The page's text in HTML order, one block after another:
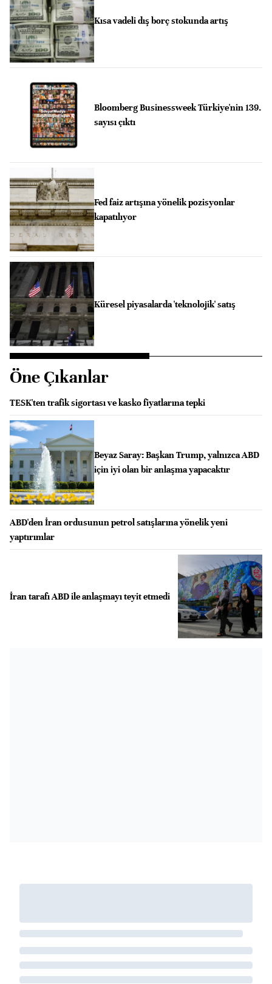
Kısa vadeli dış borç stokunda artış
Bloomberg Businessweek Türkiye'nin 139.
sayısı çıktı
Fed faiz artışına yönelik pozisyonlar
kapatılıyor
Küresel piyasalarda 'teknolojik' satış
Öne Çıkanlar
TESK'ten trafik sigortası ve kasko fiyatlarına tepki
Beyaz Saray: Başkan Trump, yalnızca ABD
için iyi olan bir anlaşma yapacaktır
ABD'den İran ordusunun petrol satışlarına yönelik yeni
yaptırımlar
İran tarafı ABD ile anlaşmayı teyit etmedi